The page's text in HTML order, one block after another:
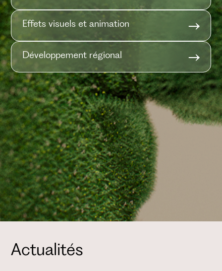
Effets visuels et animation
Développement régional
Actualités